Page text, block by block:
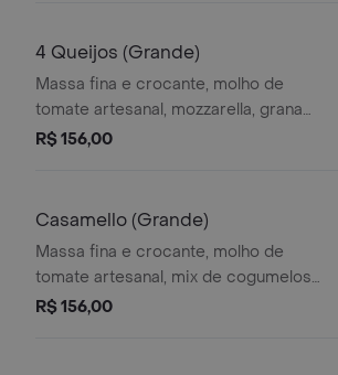
4 Queijos (Grande)
Massa fina e crocante, molho de
tomate artesanal, mozzarella, grana
padano, catupiry e gorgonzola
R$ 156,00
Casamello (Grande)
Massa fina e crocante, molho de
tomate artesanal, mix de cogumelos
shimeji e portobello, queijo de cabra
R$ 156,00